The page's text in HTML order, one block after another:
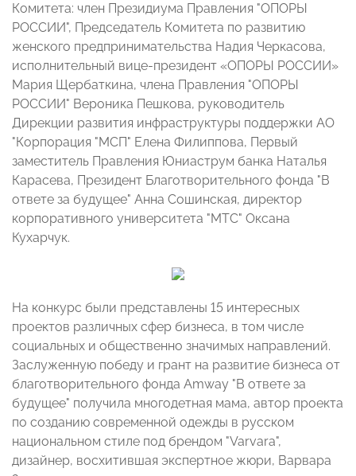
Комитета: член Президиума Правления "ОПОРЫ
РОССИИ", Председатель Комитета по развитию
женского предпринимательства Надия Черкасова,
исполнительный вице-президент «ОПОРЫ РОССИИ»
Мария Щербаткина, члена Правления "ОПОРЫ
РОССИИ" Вероника Пешкова, руководитель
Дирекции развития инфраструктуры поддержки АО
"Корпорация "МСП" Елена Филиппова, Первый
заместитель Правления Юниаструм банка Наталья
Карасева, Президент Благотворительного фонда "В
ответе за будущее" Анна Сошинская, директор
корпоративного университета "МТС" Оксана
Кухарчук.
На конкурс были представлены 15 интересных
проектов различных сфер бизнеса, в том числе
социальных и общественно значимых направлений.
Заслуженную победу и грант на развитие бизнеса от
благотворительного фонда Amway "В ответе за
будущее" получила многодетная мама, автор проекта
по созданию современной одежды в русском
национальном стиле под брендом "Varvara",
дизайнер, восхитившая экспертное жюри, Варвара